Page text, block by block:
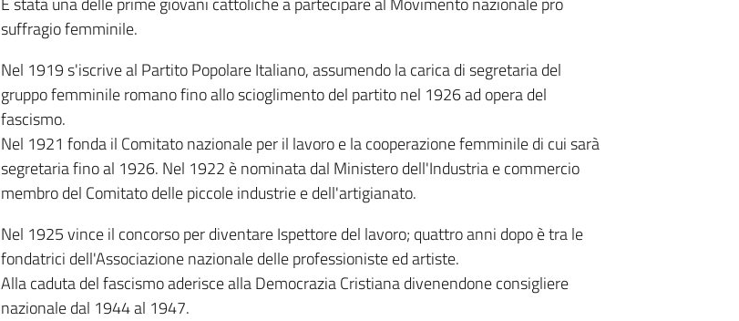
suffragio femminile.
Nel 1919 s'iscrive al Partito Popolare Italiano, assumendo la carica di segretaria del
gruppo femminile romano fino allo scioglimento del partito nel 1926 ad opera del
fascismo.
Nel 1921 fonda il Comitato nazionale per il lavoro e la cooperazione femminile di cui sarà
segretaria fino al 1926. Nel 1922 è nominata dal Ministero dell'Industria e commercio
membro del Comitato delle piccole industrie e dell'artigianato.
Nel 1925 vince il concorso per diventare Ispettore del lavoro; quattro anni dopo è tra le
fondatrici dell'Associazione nazionale delle professioniste ed artiste.
Alla caduta del fascismo aderisce alla Democrazia Cristiana divenendone consigliere
nazionale dal 1944 al 1947.